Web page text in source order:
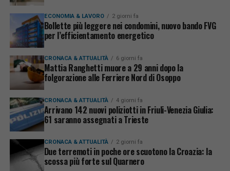
ECONOMIA & LAVORO 2 giorni fa
Bollette più leggere nei condomini, nuovo bando FVG
per l’efficientamento energetico
CRONACA & ATTUALITÀ 6 giorni fa
Mattia Ranghetti muore a 29 anni dopo la
folgorazione alle Ferriere Nord di Osoppo
CRONACA & ATTUALITÀ 4 giorni fa
Arrivano 142 nuovi poliziotti in Friuli-Venezia Giulia:
61 saranno assegnati a Trieste
CRONACA & ATTUALITÀ 2 giorni fa
Due terremoti in poche ore scuotono la Croazia: la
scossa più forte sul Quarnero